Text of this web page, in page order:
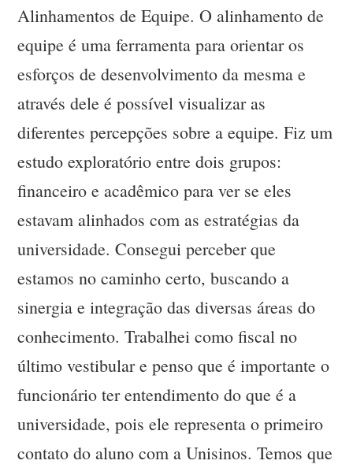
Alinhamentos de Equipe. O alinhamento de
equipe é uma ferramenta para orientar os
esforços de desenvolvimento da mesma e
através dele é possível visualizar as
diferentes percepções sobre a equipe. Fiz um
estudo exploratório entre dois grupos:
financeiro e acadêmico para ver se eles
estavam alinhados com as estratégias da
universidade. Consegui perceber que
estamos no caminho certo, buscando a
sinergia e integração das diversas áreas do
conhecimento. Trabalhei como fiscal no
último vestibular e penso que é importante o
funcionário ter entendimento do que é a
universidade, pois ele representa o primeiro
contato do aluno com a Unisinos. Temos que